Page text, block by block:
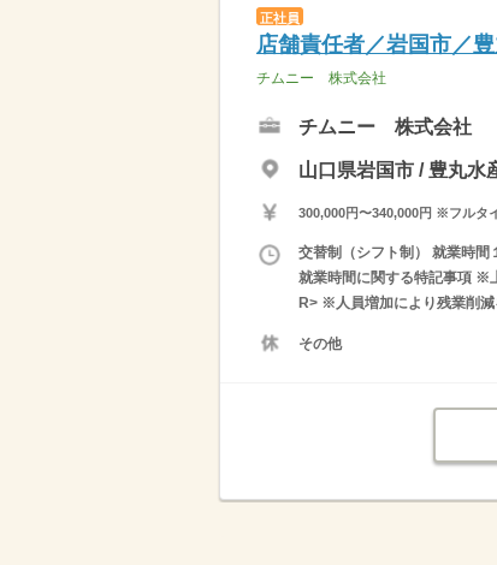
正社員
店舗責任者／岩国市／
チムニー 株式会社
チムニー 株式会社
山口県岩国市 / 豊丸
300,000円〜340,000円 ※フルタ
交替制（シフト制） 就業時
就業時間に関する特記事項 ※
R> ※人員増加により残業削減
その他